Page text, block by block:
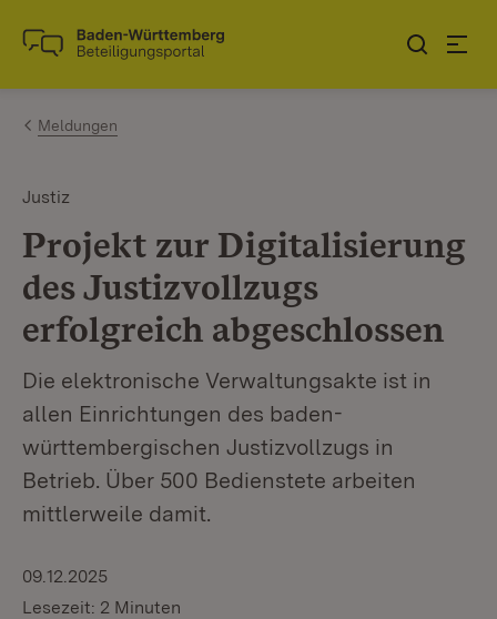
Zum Inhalt springen
Link zur Startseite
Meldungen
Justiz
Projekt zur Digitalisierung
des Justizvollzugs
erfolgreich abgeschlossen
Die elektronische Verwaltungsakte ist in
allen Einrichtungen des baden-
württembergischen Justizvollzugs in
Betrieb. Über 500 Bedienstete arbeiten
mittlerweile damit.
09.12.2025
Lesezeit: 2 Minuten